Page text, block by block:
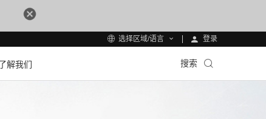
选择区域/语言 登录
解我们 搜索